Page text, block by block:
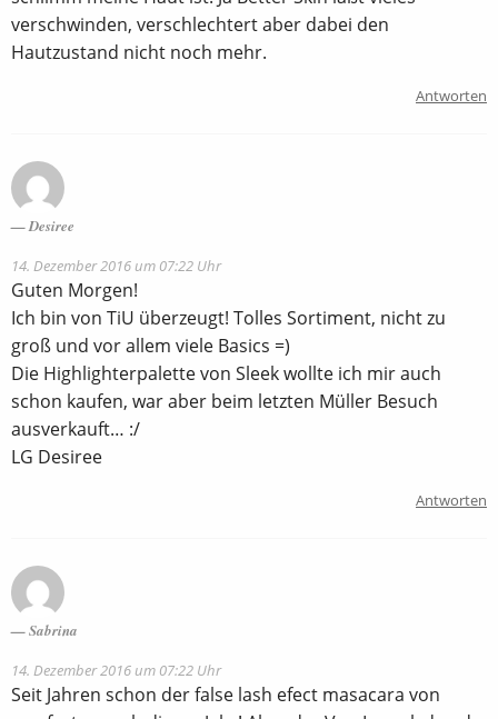
verschwinden, verschlechtert aber dabei den
Hautzustand nicht noch mehr.
Antworten
Desiree
14. Dezember 2016 um 07:22 Uhr
Guten Morgen!
Ich bin von TiU überzeugt! Tolles Sortiment, nicht zu
groß und vor allem viele Basics =)
Die Highlighterpalette von Sleek wollte ich mir auch
schon kaufen, war aber beim letzten Müller Besuch
ausverkauft… :/
LG Desiree
Antworten
Sabrina
14. Dezember 2016 um 07:22 Uhr
Seit Jahren schon der false lash efect masacara von